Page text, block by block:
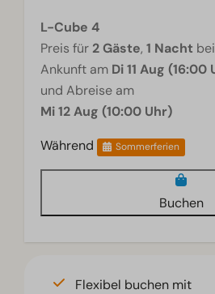
L-Cube 4
Preis für 2 Gäste, 1 Nacht bei
Ankunft am Di 11 Aug (16:00
und Abreise am
Mi 12 Aug (10:00 Uhr)
Während
Sommerferien
Buchen
Flexibel buchen mit